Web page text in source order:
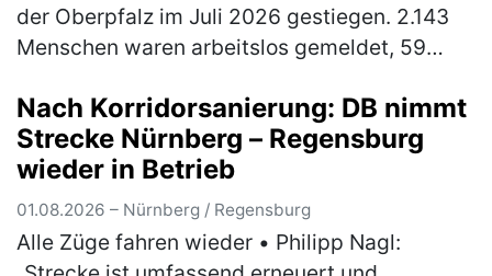
der Oberpfalz im Juli 2026 gestiegen. 2.143
Menschen waren arbeitslos gemeldet, 59
90 Personen bzw. 4 Prozent…(mehr)
Nach Korridorsanierung: DB nimmt
Strecke Nürnberg – Regensburg
wieder in Betrieb
01.08.2026 – Nürnberg / Regensburg
Alle Züge fahren wieder • Philipp Nagl: